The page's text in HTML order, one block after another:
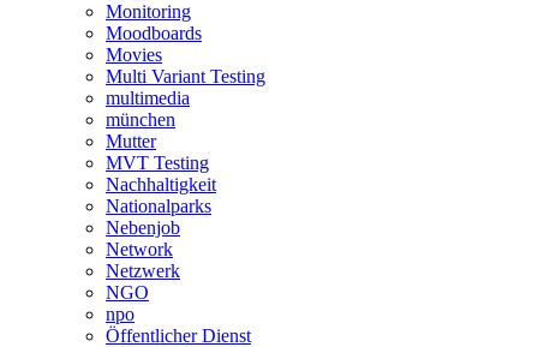
Monitoring
Moodboards
Movies
Multi Variant Testing
multimedia
münchen
Mutter
MVT Testing
Nachhaltigkeit
Nationalparks
Nebenjob
Network
Netzwerk
NGO
npo
Öffentlicher Dienst